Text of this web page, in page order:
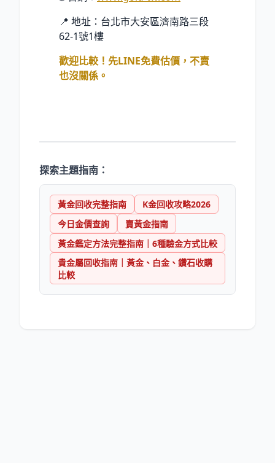
📍 地址：台北市大安區濟南路三段
62-1號1樓
歡迎比較！先LINE免費估價，不賣
也沒關係。
探索主題指南：
黃金回收完整指南
K金回收攻略2026
今日金價查詢
賣黃金指南
黃金鑑定方法完整指南｜6種驗金方式比較
貴金屬回收指南｜黃金、白金、鑽石收購
比較